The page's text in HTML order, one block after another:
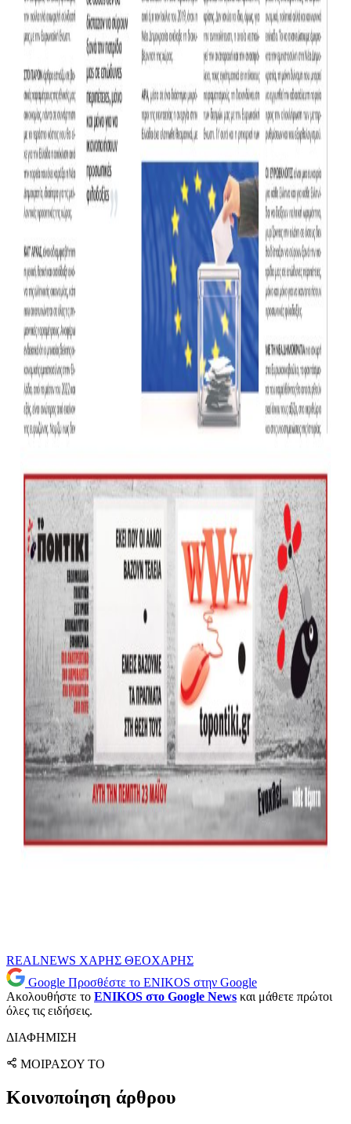
REALNEWS ΧΑΡΗΣ ΘΕΟΧΑΡΗΣ
Google Προσθέστε το ENIKOS στην Google
Ακολουθήστε το ENIKOS στο Google News και μάθετε πρώτοι
όλες τις ειδήσεις.
ΔΙΑΦΗΜΙΣΗ
ΜΟΙΡΑΣΟΥ ΤΟ
Κοινοποίηση άρθρου